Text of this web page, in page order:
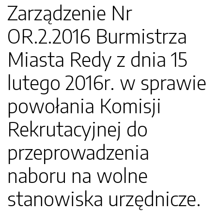
Zarządzenie Nr
OR.2.2016 Burmistrza
Miasta Redy z dnia 15
lutego 2016r. w sprawie
powołania Komisji
Rekrutacyjnej do
przeprowadzenia
naboru na wolne
stanowiska urzędnicze.